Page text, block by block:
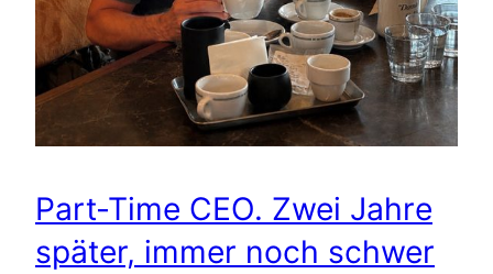
Part-Time CEO. Zwei Jahre
später, immer noch schwer